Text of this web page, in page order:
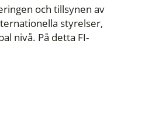
och tillsynen av
styrelser,
nivå. På detta FI-